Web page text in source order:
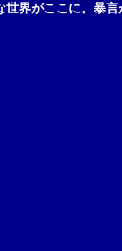
界がここに。暴言